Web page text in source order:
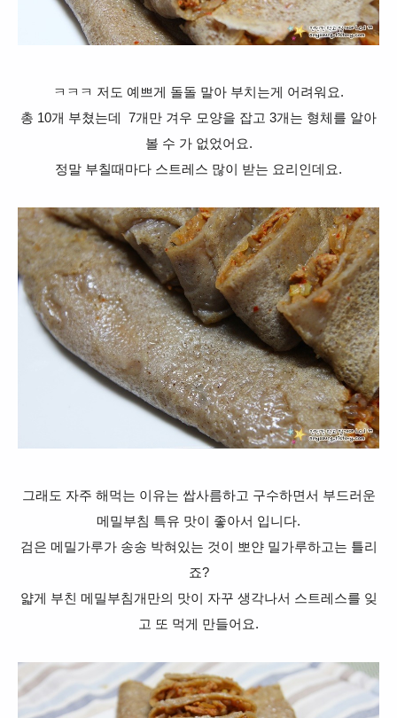
ㅋㅋㅋ 저도 예쁘게 돌돌 말아 부치는게 어려워요.
총 10개 부쳤는데 7개만 겨우 모양을 잡고 3개는 형체를 알아
볼 수 가 없었어요.
정말 부칠때마다 스트레스 많이 받는 요리인데요.
그래도 자주 해먹는 이유는 쌉사름하고 구수하면서 부드러운
메밀부침 특유 맛이 좋아서 입니다.
검은 메밀가루가 송송 박혀있는 것이 뽀얀 밀가루하고는 틀리
죠?
얇게 부친 메밀부침개만의 맛이 자꾸 생각나서 스트레스를 잊
고 또 먹게 만들어요.